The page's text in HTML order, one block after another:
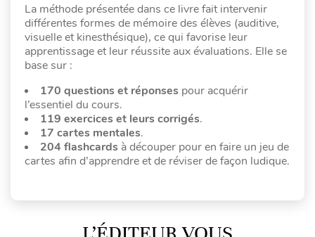
La méthode présentée dans ce livre fait intervenir
différentes formes de mémoire des élèves (auditive,
visuelle et kinesthésique), ce qui favorise leur
apprentissage et leur réussite aux évaluations. Elle se
base sur :
170 questions et réponses pour acquérir
l’essentiel du cours.
119 exercices et leurs corrigés.
17 cartes mentales.
204 flashcards à découper pour en faire un jeu de
cartes afin d’apprendre et de réviser de façon ludique.